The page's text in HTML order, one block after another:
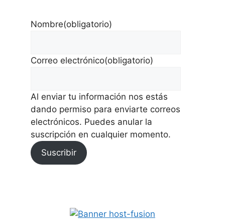
Nombre(obligatorio)
Correo electrónico(obligatorio)
Al enviar tu información nos estás
dando permiso para enviarte correos
electrónicos. Puedes anular la
suscripción en cualquier momento.
Suscribir